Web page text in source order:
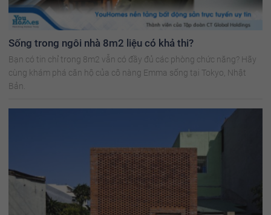
Sống trong ngôi nhà 8m2 liệu có khả thi?
Bạn có tin chỉ trong 8m2 vẫn có đầy đủ các phòng chức năng? Hãy
cùng khám phá căn hộ của cô nàng Emma sống tại Tokyo, Nhật
Bản.